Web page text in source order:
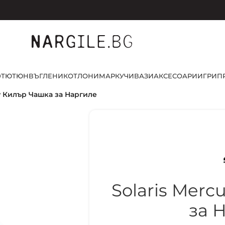
ТЮТЮНВЪГЛЕНИКОТЛОНИМАРКУЧИВАЗИАКСЕСОАРИИГРИ
Килър Чашка за Наргиле
Solaris
за